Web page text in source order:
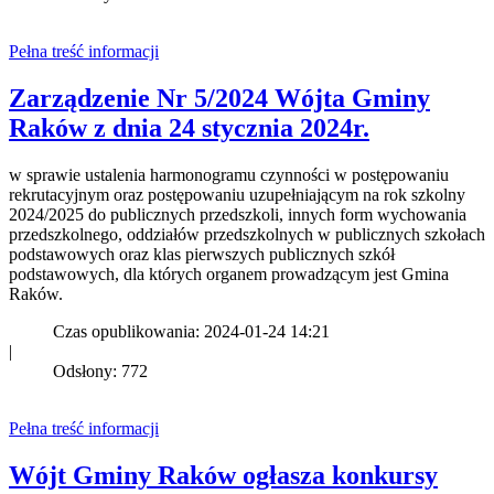
Pełna treść informacji
Zarządzenie Nr 5/2024 Wójta Gminy
Raków z dnia 24 stycznia 2024r.
w sprawie ustalenia harmonogramu czynności w postępowaniu
rekrutacyjnym oraz postępowaniu uzupełniającym na rok szkolny
2024/2025 do publicznych przedszkoli, innych form wychowania
przedszkolnego, oddziałów przedszkolnych w publicznych szkołach
podstawowych oraz klas pierwszych publicznych szkół
podstawowych, dla których organem prowadzącym jest Gmina
Raków.
Czas opublikowania: 2024-01-24 14:21
|
Odsłony: 772
Pełna treść informacji
Wójt Gminy Raków ogłasza konkursy